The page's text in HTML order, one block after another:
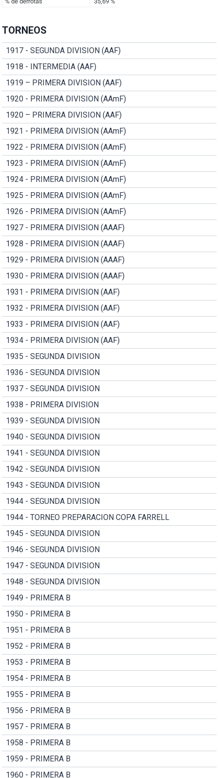
TORNEOS
1917 - SEGUNDA DIVISION (AAF)
1918 - INTERMEDIA (AAF)
1919 – PRIMERA DIVISION (AAF)
1920 - PRIMERA DIVISION (AAmF)
1920 – PRIMERA DIVISION (AAF)
1921 - PRIMERA DIVISION (AAmF)
1922 - PRIMERA DIVISION (AAmF)
1923 - PRIMERA DIVISION (AAmF)
1924 - PRIMERA DIVISION (AAmF)
1925 - PRIMERA DIVISION (AAmF)
1926 - PRIMERA DIVISION (AAmF)
1927 - PRIMERA DIVISION (AAAF)
1928 - PRIMERA DIVISION (AAAF)
1929 - PRIMERA DIVISION (AAAF)
1930 - PRIMERA DIVISION (AAAF)
1931 - PRIMERA DIVISION (AAF)
1932 - PRIMERA DIVISION (AAF)
1933 - PRIMERA DIVISION (AAF)
1934 - PRIMERA DIVISION (AAF)
1935 - SEGUNDA DIVISION
1936 - SEGUNDA DIVISION
1937 - SEGUNDA DIVISION
1938 - PRIMERA DIVISION
1939 - SEGUNDA DIVISION
1940 - SEGUNDA DIVISION
1941 - SEGUNDA DIVISION
1942 - SEGUNDA DIVISION
1943 - SEGUNDA DIVISION
1944 - SEGUNDA DIVISION
1944 - TORNEO PREPARACION COPA FARRELL
1945 - SEGUNDA DIVISION
1946 - SEGUNDA DIVISION
1947 - SEGUNDA DIVISION
1948 - SEGUNDA DIVISION
1949 - PRIMERA B
1950 - PRIMERA B
1951 - PRIMERA B
1952 - PRIMERA B
1953 - PRIMERA B
1954 - PRIMERA B
1955 - PRIMERA B
1956 - PRIMERA B
1957 - PRIMERA B
1958 - PRIMERA B
1959 - PRIMERA B
1960 - PRIMERA B